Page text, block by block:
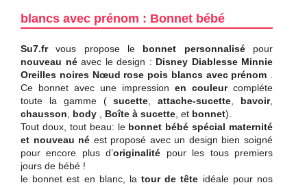
blancs avec prénom : Bonnet bébé
Su7.frvous propose le bonnet personnalisépour
nouveau néavec le design : Disney Diablesse Minnie
Oreilles noires Nœud rose pois blancs avec prénom
Ce bonnet avec une impression en couleurcompléte
toute la gamme (sucette ,attache-sucette bavoir,
chausson
body Boîte à sucette , et bonnet).
Tout doux, tout beau: le bonnet bébé spécial maternité
et nouveau né est proposé avec un design bien soigné
pour encore plus d’originalité pour les tous premiers
jours de bébé !
le bonnet est en blanc, latour de tête idéale pour nos